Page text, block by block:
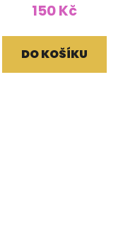
150 Kč
DO KOŠÍKU